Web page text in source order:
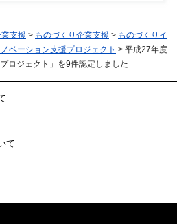
支援 > ものづくり企業支援 > ものづくりイ
ベーション支援プロジェクト > 平成27年度
ロジェクト」を9件認定しました
て